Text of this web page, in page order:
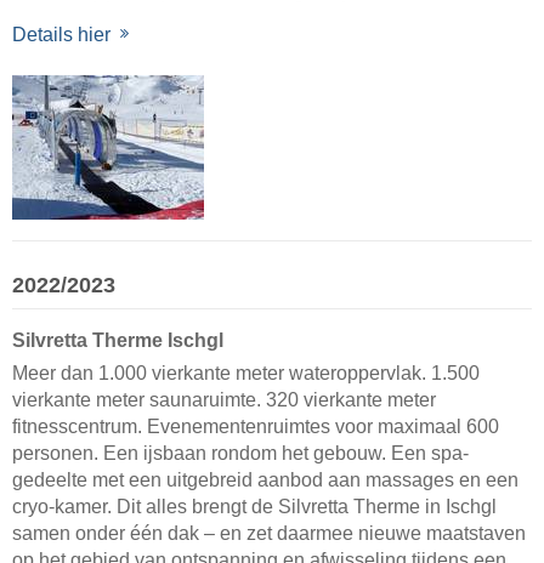
Details hier
2022/2023
Silvretta Therme Ischgl
Meer dan 1.000 vierkante meter wateroppervlak. 1.500
vierkante meter saunaruimte. 320 vierkante meter
fitnesscentrum. Evenementenruimtes voor maximaal 600
personen. Een ijsbaan rondom het gebouw. Een spa-
gedeelte met een uitgebreid aanbod aan massages en een
cryo-kamer. Dit alles brengt de Silvretta Therme in Ischgl
samen onder één dak – en zet daarmee nieuwe maatstaven